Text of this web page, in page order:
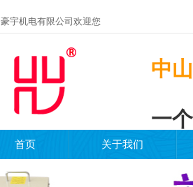
豪宇机电有限公司欢迎您
中
一
首页 关于我们